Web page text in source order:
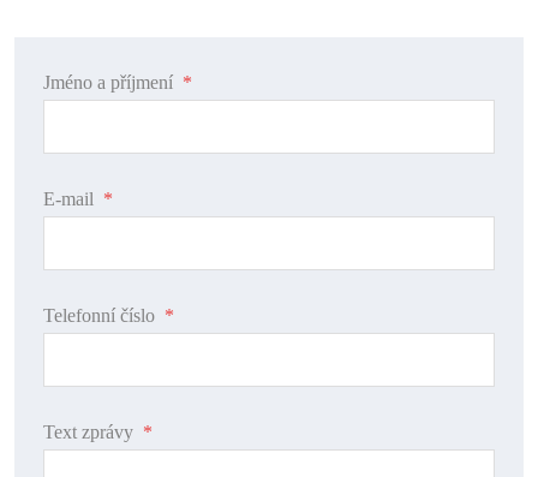
Jméno a příjmení *
E-mail *
Telefonní číslo *
Text zprávy *